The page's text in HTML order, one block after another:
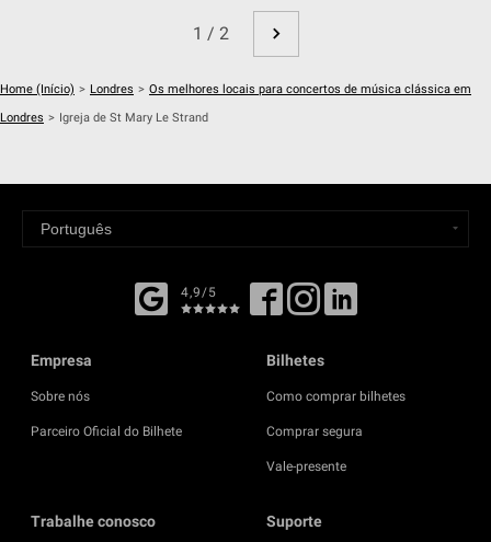
1 / 2
Home (Início) > Londres > Os melhores locais para concertos de música clássica em
Londres > Igreja de St Mary Le Strand
4,9/5
Empresa
Sobre nós
Parceiro Oficial do Bilhete
Bilhetes
Como comprar bilhetes
Comprar segura
Vale-presente
Trabalhe conosco Suporte